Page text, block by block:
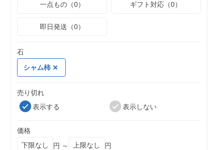
一点もの（0）
ギフト対応（0）
即日発送（0）
石
シャム柿
売り切れ
表示する
表示しない
価格
円 ～
円